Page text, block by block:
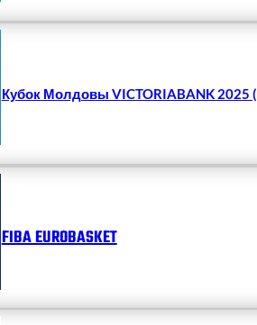
Кубок Молдовы VICTORIABANK 2025
FIBA EUROBASKET